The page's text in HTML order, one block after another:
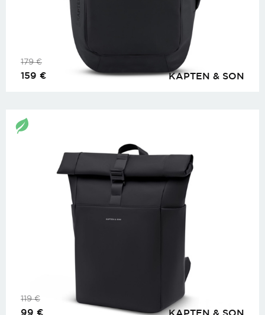
KAPTEN & SON
179€
159 €
KAPTEN & SON
119€
99 €